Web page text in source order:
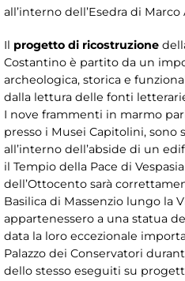
all’interno dell’Esedra di Marco
Il progetto di ricostruzione
Costantino è partito da un
archeologica, storica e
dalla lettura delle fonti
I nove frammenti in marmo
presso i Musei Capitolini, sono
all’interno dell’abside di un
il Tempio della Pace di
dell’Ottocento sarà
Basilica di Massenzio lungo la
appartenessero a una statua
data la loro eccezionale
Palazzo dei Conservatori
dello stesso eseguiti su